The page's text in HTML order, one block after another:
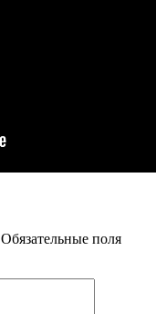
Обязательные поля